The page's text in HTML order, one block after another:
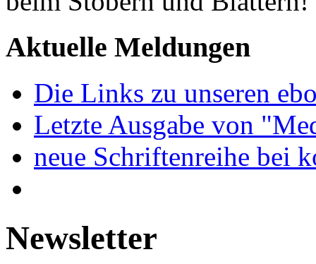
Aktuelle Meldungen
Die Links zu unseren
Letzte Ausgabe von
neue Schriftenreihe bei
Newsletter